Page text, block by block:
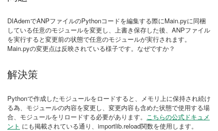
DIAdemでANPファイルのPythonコードを編集する際にMain.pyに同梱
している任意のモジュールを変更し、上書き保存した後、ANPファイル
を実行すると変更前の状態で任意のモジュールが実行されます。
Main.pyの変更点は反映されている様子です。なぜですか？
解決策
Pythonで作成したモジュールをロードすると、メモリ上に保持され続け
る為、モジュールの内容を変更し、変更内容も含めた状態で使用する場
合、モジュールをリロードする必要があります。 こちらの公式ドキュメ
ント にも掲載されている通り、importlib.reload関数を使用します。